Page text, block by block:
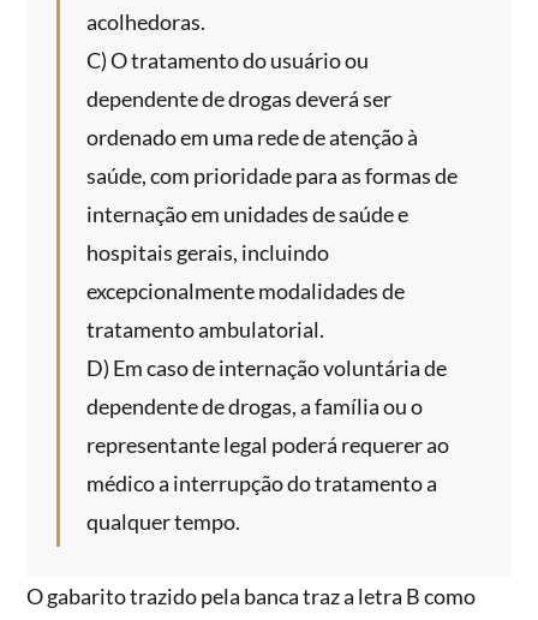
acolhedoras.
C) O tratamento do usuário ou
dependente de drogas deverá ser
ordenado em uma rede de atenção à
saúde, com prioridade para as formas de
internação em unidades de saúde e
hospitais gerais, incluindo
excepcionalmente modalidades de
tratamento ambulatorial.
D) Em caso de internação voluntária de
dependente de drogas, a família ou o
representante legal poderá requerer ao
médico a interrupção do tratamento a
qualquer tempo.
O gabarito trazido pela banca traz a letra B como